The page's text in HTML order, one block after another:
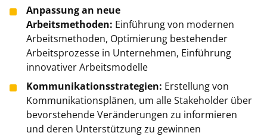
Anpassung an neue
Arbeitsmethoden: Einführung von modernen
Arbeitsmethoden, Optimierung bestehender
Arbeitsprozesse in Unternehmen, Einführung
innovativer Arbeitsmodelle
Kommunikationsstrategien: Erstellung von
Kommunikationsplänen, um alle Stakeholder über
bevorstehende Veränderungen zu informieren
und deren Unterstützung zu gewinnen